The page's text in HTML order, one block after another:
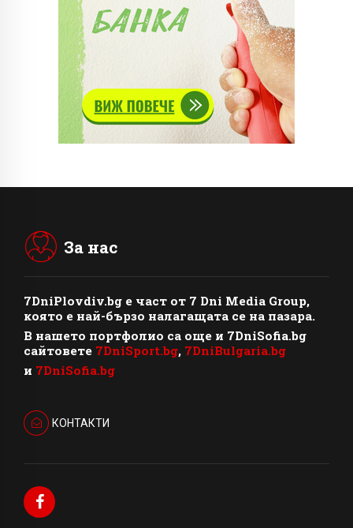
За нас
7DniPlovdiv.bg e част от 7 Dni Media Group,
която е най-бързо налагащата се на пазара.
В нашето портфолио са още и 7DniSofia.bg
сайтовете 7DniSport.bg, 7DniBulgaria.bg
и 7DniSofia.bg
КОНТАКТИ